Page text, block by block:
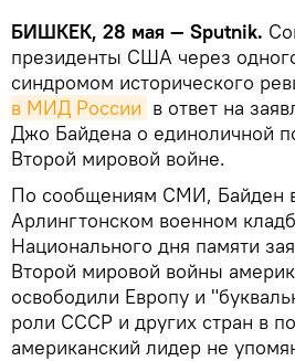
БИШКЕК, 28 мая — Sputnik.
президенты США через
синдромом исторического
в МИД России в ответ на
Джо Байдена о единоличной
Второй мировой войне.
По сообщениям СМИ, Байден
Арлингтонском военном
Национального дня памяти
Второй мировой войны
освободили Европу и
роли СССР и других стран в
американский лидер не